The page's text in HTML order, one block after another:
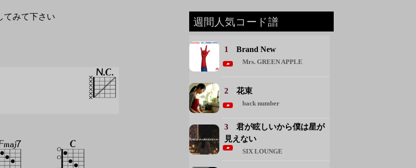
てみて下さい
週間人気コード譜
1 Brand New
Mrs. GREEN APPLE
2 花束
back number
3 君が眩しいから僕は星が
見えない
SIX LOUNGE